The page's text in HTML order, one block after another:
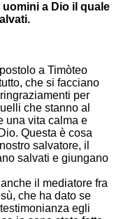
a Dio il quale
a Timòteo
che si facciano
per
che stanno al
una vita calma e
Questa è cosa
salvatore, il
salvati e giungano
il mediatore fra
che ha dato se
egli